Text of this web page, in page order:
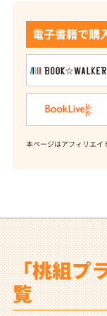
電子書籍で購
本ページはアフィリエイ
「桃組プ
覧